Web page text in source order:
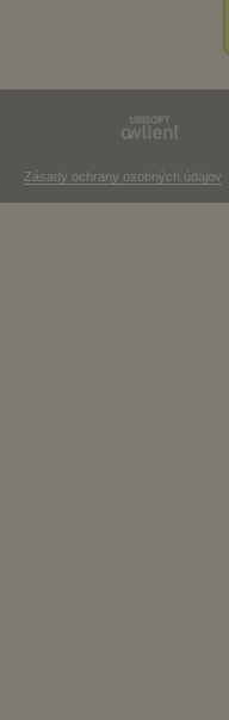
Zásady ochrany osobných údajov